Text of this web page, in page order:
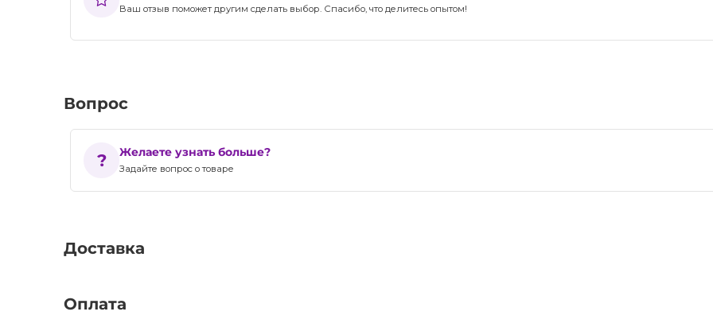
Ваш отзыв поможет другим сделать выбор. Спасибо, что делитесь опытом!
Вопрос
Желаете узнать больше?
Задайте вопрос о товаре
Доставка
Оплата